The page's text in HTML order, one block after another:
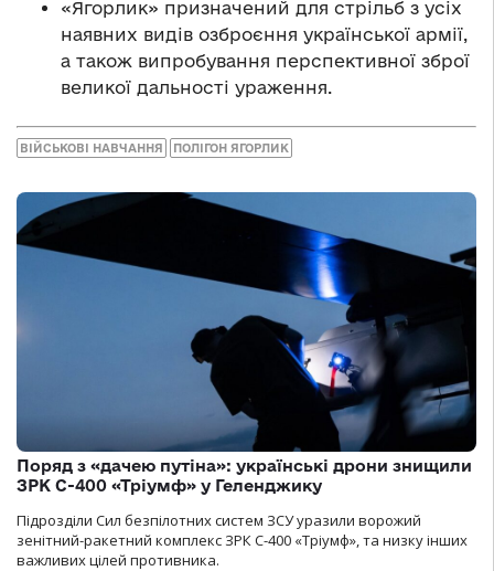
«Ягорлик» призначений для стрільб з усіх
наявних видів озброєння української армії,
а також випробування перспективної зброї
великої дальності ураження.
ВІЙСЬКОВІ НАВЧАННЯ ПОЛІГОН ЯГОРЛИК
Поряд з «дачею путіна»: українські дрони знищили
ЗРК С-400 «Тріумф» у Геленджику
Підрозділи Сил безпілотних систем ЗСУ уразили ворожий
зенітний-ракетний комплекс ЗРК С-400 «Тріумф», та низку інших
важливих цілей противника.